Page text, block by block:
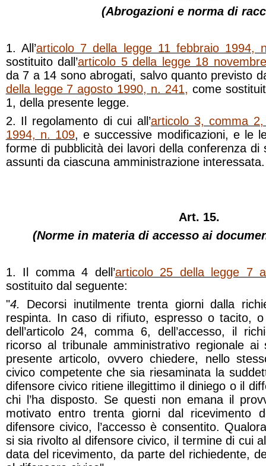
(Abrogazioni e norma di
1. All’articolo 7 della legge 11 febbraio 1994,
sostituito dall’articolo 5 della legge 18
da 7 a 14 sono abrogati, salvo quanto previsto
della legge 7 agosto 1990, n. 241, come
1, della presente legge.
2. Il regolamento di cui all’articolo 3, comma
1994, n. 109, e successive modificazioni, e le
forme di pubblicità dei lavori della conferenza di
assunti da ciascuna amministrazione interessata.
Art. 15.
(Norme in materia di accesso ai
1. Il comma 4 dell’articolo 25 della legge 7
sostituito dal seguente:
"4. Decorsi inutilmente trenta giorni dalla
respinta. In caso di rifiuto, espresso o tacito,
dell’articolo 24, comma 6, dell’accesso, il
ricorso al tribunale amministrativo regionale
presente articolo, ovvero chiedere, nello
civico competente che sia riesaminata la
difensore civico ritiene illegittimo il diniego o il
chi l’ha disposto. Se questi non emana il
motivato entro trenta giorni dal ricevimento
difensore civico, l’accesso è consentito.
si sia rivolto al difensore civico, il termine di cui
data del ricevimento, da parte del richiedente,